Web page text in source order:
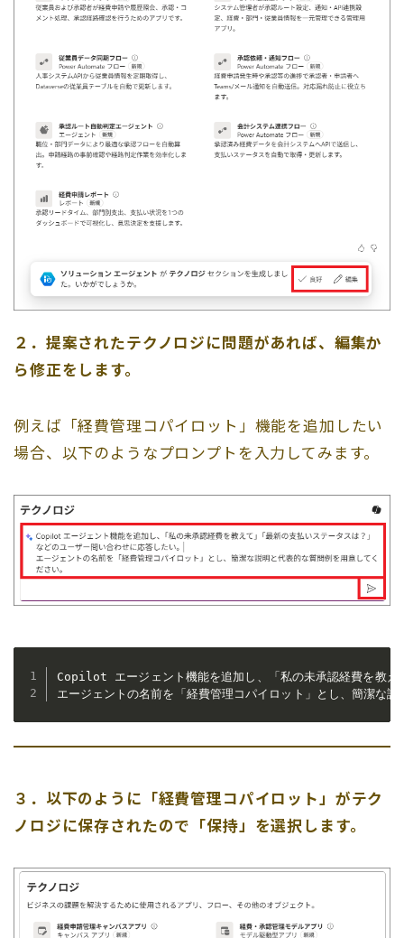
２．提案されたテクノロジに問題があれば、編集か
ら修正をします。
例えば「経費管理コパイロット」機能を追加したい
場合、以下のようなプロンプトを入力してみます。
Copilot エージェント機能を追加し、「私の未承認経費を教え
エージェントの名前を「経費管理コパイロット」とし、簡潔な
３．以下のように「経費管理コパイロット」がテク
ノロジに保存されたので「保持」を選択します。